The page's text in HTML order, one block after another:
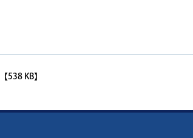
【538 KB】